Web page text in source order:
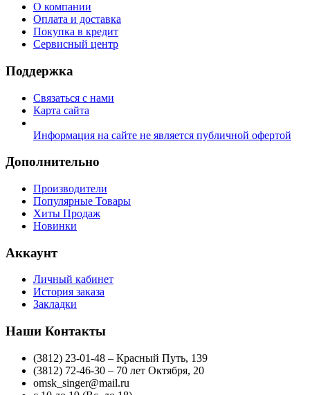
О компании
Оплата и доставка
Покупка в кредит
Сервисный центр
Поддержка
Связаться с нами
Карта сайта
Информация на сайте не является публичной офертой
Дополнительно
Производители
Популярные Товары
Хиты Продаж
Новинки
Аккаунт
Личный кабинет
История заказа
Закладки
Наши Контакты
(3812) 23-01-48 – Красный Путь, 139
(3812) 72-46-30 – 70 лет Октября, 20
omsk_singer@mail.ru